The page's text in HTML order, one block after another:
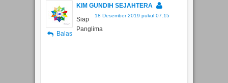
18 Desember 2019 pukul 07.15
Siap
Panglima
Balas